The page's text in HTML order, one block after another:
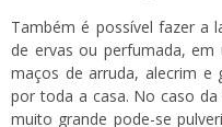
Também é possível fazer a
de ervas ou perfumada,
maços de arruda, alecrim e
por toda a casa. No caso
muito grande pode-se